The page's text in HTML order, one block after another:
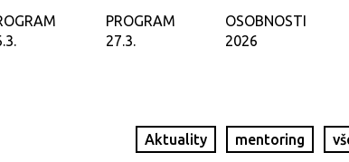
PROGRAM
27.3.
OSOBNOSTI
2026
Aktuality mentoring